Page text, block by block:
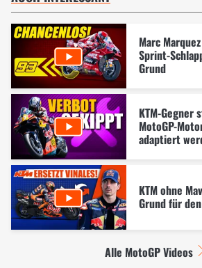
Marc
Sprint-
Grund
KTM-Gegner
MotoGP-
adaptiert
KTM ohne
Grund für
Alle MotoGP Videos